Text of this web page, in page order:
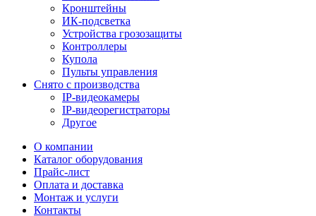
Кронштейны
ИК-подсветка
Устройства грозозащиты
Контроллеры
Купола
Пульты управления
Снято с производства
IP-видеокамеры
IP-видеорегистраторы
Другое
О компании
Каталог оборудования
Прайс-лист
Оплата и доставка
Монтаж и услуги
Контакты